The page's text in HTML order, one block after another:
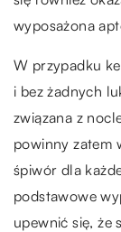
wyposażona
W przypadku
i bez żadnych
związana z
powinny zatem
śpiwór dla
podstawowe
upewnić się, że